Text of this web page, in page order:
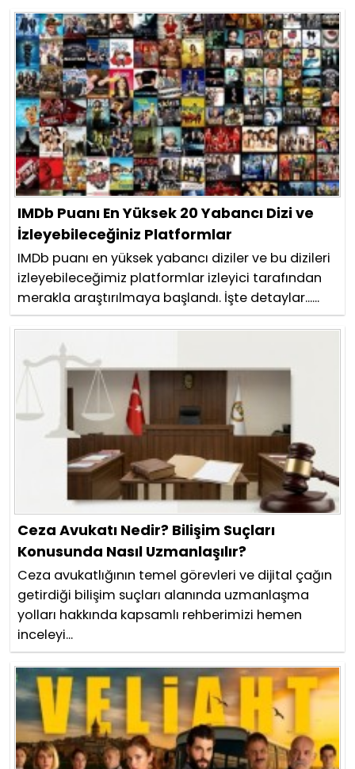
IMDb Puanı En Yüksek 20 Yabancı Dizi ve
İzleyebileceğiniz Platformlar
IMDb puanı en yüksek yabancı diziler ve bu dizileri
izleyebileceğimiz platformlar izleyici tarafından
merakla araştırılmaya başlandı. İşte detaylar......
Ceza Avukatı Nedir? Bilişim Suçları
Konusunda Nasıl Uzmanlaşılır?
Ceza avukatlığının temel görevleri ve dijital çağın
getirdiği bilişim suçları alanında uzmanlaşma
yolları hakkında kapsamlı rehberimizi hemen
inceleyi...